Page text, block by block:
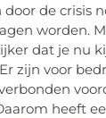
door de crisis
worden.
dat je nu
zijn voor
heeft